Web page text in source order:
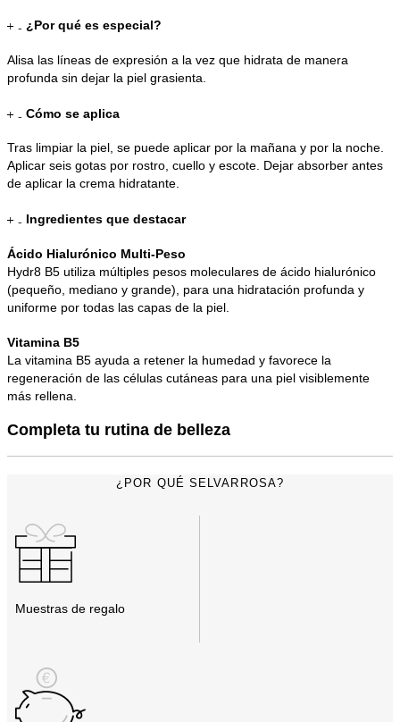
¿Por qué es especial?
Alisa las líneas de expresión a la vez que hidrata de manera
profunda sin dejar la piel grasienta.
Cómo se aplica
Tras limpiar la piel, se puede aplicar por la mañana y por la noche.
Aplicar seis gotas por rostro, cuello y escote. Dejar absorber antes
de aplicar la crema hidratante.
Ingredientes que destacar
Ácido Hialurónico Multi-Peso
Hydr8 B5 utiliza múltiples pesos moleculares de ácido hialurónico
(pequeño, mediano y grande), para una hidratación profunda y
uniforme por todas las capas de la piel.
Vitamina B5
La vitamina B5 ayuda a retener la humedad y favorece la
regeneración de las células cutáneas para una piel visiblemente
más rellena.
Completa tu rutina de belleza
¿POR QUÉ SELVARROSA?
Muestras de regalo